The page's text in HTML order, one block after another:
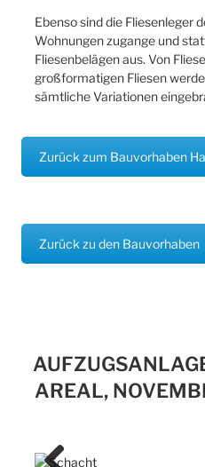
Ebenso sind die Fliesenleger
Wohnungen zugange und
Fliesenbelägen aus. Von
großformatigen Fliesen
sämtliche Variationen
Zurück zum Bauvorhaben
Zurück zu den Bauvorhaben
AREAL,